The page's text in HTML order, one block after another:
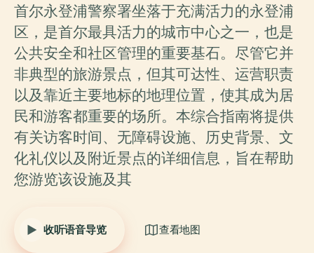
首尔永登浦警察署坐落于充满活力的永登浦
区，是首尔最具活力的城市中心之一，也是
公共安全和社区管理的重要基石。尽管它并
非典型的旅游景点，但其可达性、运营职责
以及靠近主要地标的地理位置，使其成为居
民和游客都重要的场所。本综合指南将提供
有关访客时间、无障碍设施、历史背景、文
化礼仪以及附近景点的详细信息，旨在帮助
您游览该设施及其
收听语音导览 查看地图